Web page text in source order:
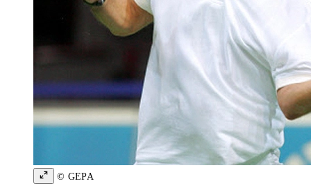
© GEPA